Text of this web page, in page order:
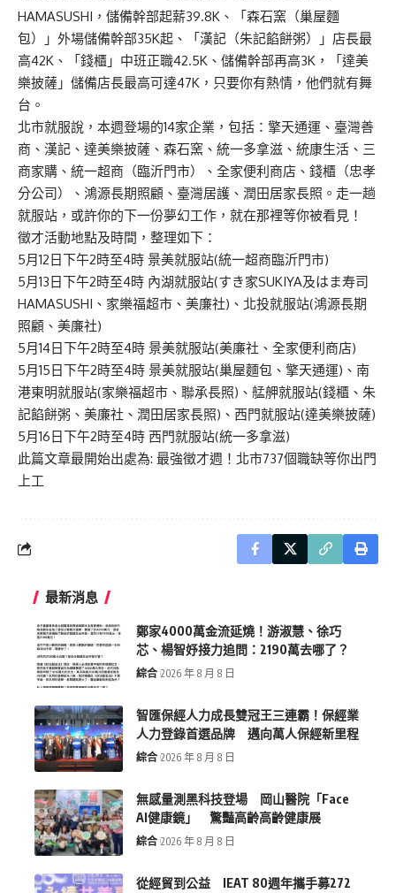
HAMASUSHI，儲備幹部起薪39.8K、「森石窯（巢屋麵
包）」外場儲備幹部35K起、「漢記（朱記餡餅粥）」店長最
高42K、「錢櫃」中班正職42.5K、儲備幹部再高3K，「達美
樂披薩」儲備店長最高可達47K，只要你有熱情，他們就有舞
台。
北市就服說，本週登場的14家企業，包括：擎天通運、臺灣善
商、漢記、達美樂披薩、森石窯、統一多拿滋、統康生活、三
商家購、統一超商（臨沂門市）、全家便利商店、錢櫃（忠孝
分公司）、鴻源長期照顧、臺灣居護、潤田居家長照。走一趟
就服站，或許你的下一份夢幻工作，就在那裡等你被看見！
徵才活動地點及時間，整理如下：
5月12日下午2時至4時 景美就服站(統一超商臨沂門市)
5月13日下午2時至4時 內湖就服站(すき家SUKIYA及はま寿司
HAMASUSHI、家樂福超市、美廉社)、北投就服站(鴻源長期
照顧、美廉社)
5月14日下午2時至4時 景美就服站(美廉社、全家便利商店)
5月15日下午2時至4時 景美就服站(巢屋麵包、擎天通運)、南
港東明就服站(家樂福超市、聯承長照)、艋舺就服站(錢櫃、朱
記餡餅粥、美廉社、潤田居家長照)、西門就服站(達美樂披薩)
5月16日下午2時至4時 西門就服站(統一多拿滋)
此篇文章最開始出處為: 最強徵才週！北市737個職缺等你出門
上工
最新消息
鄭家4000萬金流延燒！游淑慧、徐巧
芯、楊智妤接力追問：2190萬去哪了？
綜合 2026 年 8 月 8 日
智匯保經人力成長雙冠王三連霸！保經業
人力登錄首選品牌 邁向萬人保經新里程
綜合 2026 年 8 月 8 日
無感量測黑科技登場 岡山醫院「Face
AI健康鏡」 驚豔高齡高齡健康展
綜合 2026 年 8 月 8 日
從經貿到公益 IEAT 80週年攜手募272